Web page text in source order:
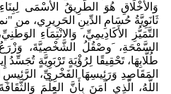
وَالأَخْلَاقِ هُوَ الطَّرِيقُ الأَسْمَى
ثَانَوِيَّةُ حُسَامِ الدِّينِ الحَرِيرِي، من
التَّمَيُّزِ الأَكَادِيمِيِّ، وَالانْتِمَاءِ
السَّمْحَةِ، َوصْقُلُ الشَّخْصِيَّةَ،
طُلَّابِهَا، تَحْقِيقًا لِرُؤْيَةٍ تَرْبَوِيَّةٍ تُجَسِّدُ
المَقَاصِدِ وَرَئِيسِهَا الفَخْرِيِّ،
اللَّهُ، الَّذِي آمَنَ بِأَنَّ العِلْمَ